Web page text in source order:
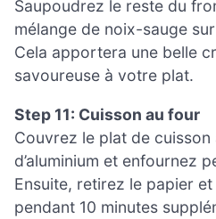
Saupoudrez le reste du
mélange de noix-sauge
Cela apportera une belle
savoureuse à votre plat.
Step 11: Cuisson au four
Couvrez le plat de
d’aluminium et enfournez
Ensuite, retirez le papier
pendant 10 minutes